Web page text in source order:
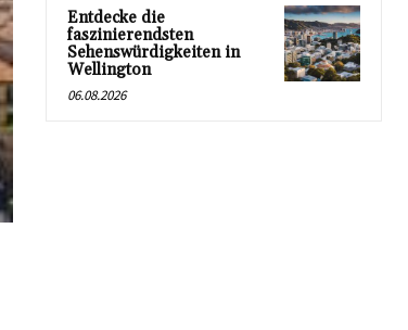
Entdecke die
faszinierendsten
Sehenswürdigkeiten in
Wellington
06.08.2026